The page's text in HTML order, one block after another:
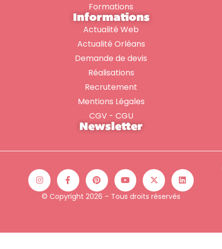
Formations
Informations
Actualité Web
Actualité Orléans
Demande de devis
Réalisations
Recrutement
Mentions Légales
CGV - CGU
Newsletter
© Copyright 2026 – Tous droits réservés